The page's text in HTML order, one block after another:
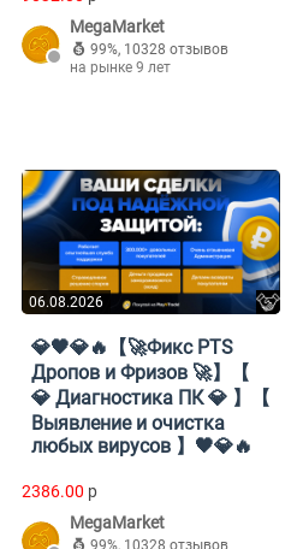
MegaMarket
99%, 10328 отзывов
на рынке 9 лет
06.08.2026
💎🖤💎🔥【🚀Фикс PTS
Дропов и Фризов 🚀】【
💎 Диагностика ПК 💎 】【
Выявление и очистка
любых вирусов 】🖤💎🔥
2386.00 p
MegaMarket